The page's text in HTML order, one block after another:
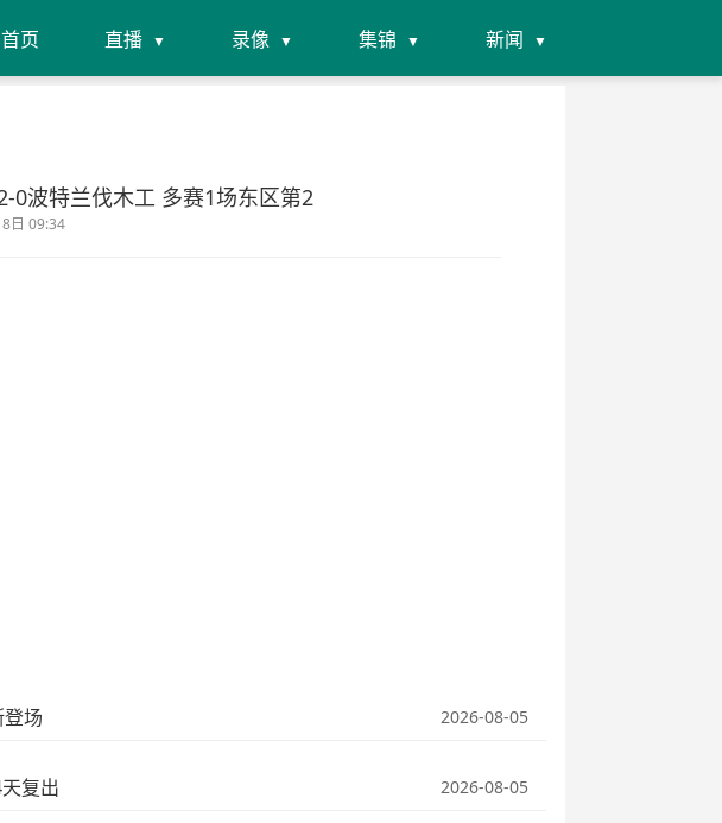
首页 直播 录像 集锦 新闻
0波特兰伐木工 多赛1场东区第2
日 09:34
场 2026-08-05
复出 2026-08-05